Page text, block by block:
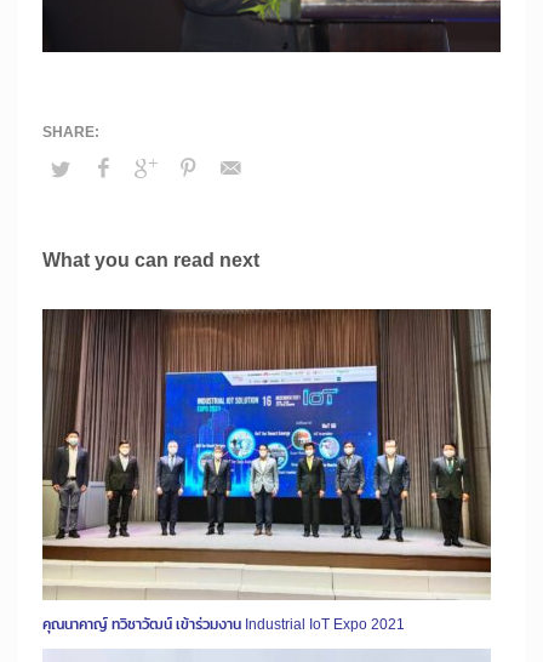
What you can read next
คุณนาคาญ์ ทวิชาวัฒน์ เข้าร่วมงาน Industrial IoT Expo 2021